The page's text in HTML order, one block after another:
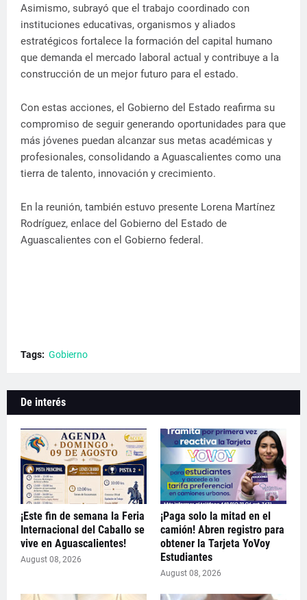
Asimismo, subrayó que el trabajo coordinado con
instituciones educativas, organismos y aliados
estratégicos fortalece la formación del capital humano
que demanda el mercado laboral actual y contribuye a la
construcción de un mejor futuro para el estado.
Con estas acciones, el Gobierno del Estado reafirma su
compromiso de seguir generando oportunidades para que
más jóvenes puedan alcanzar sus metas académicas y
profesionales, consolidando a Aguascalientes como una
tierra de talento, innovación y crecimiento.
En la reunión, también estuvo presente Lorena Martínez
Rodríguez, enlace del Gobierno del Estado de
Aguascalientes con el Gobierno federal.
Tags: Gobierno
De interés
¡Este fin de semana la Feria
Internacional del Caballo se
vive en Aguascalientes!
August 08, 2026
¡Paga solo la mitad en el
camión! Abren registro para
obtener la Tarjeta YoVoy
Estudiantes
August 08, 2026